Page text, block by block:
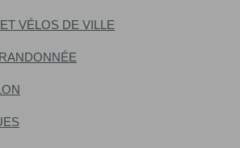
VÉLOS DE VILLE